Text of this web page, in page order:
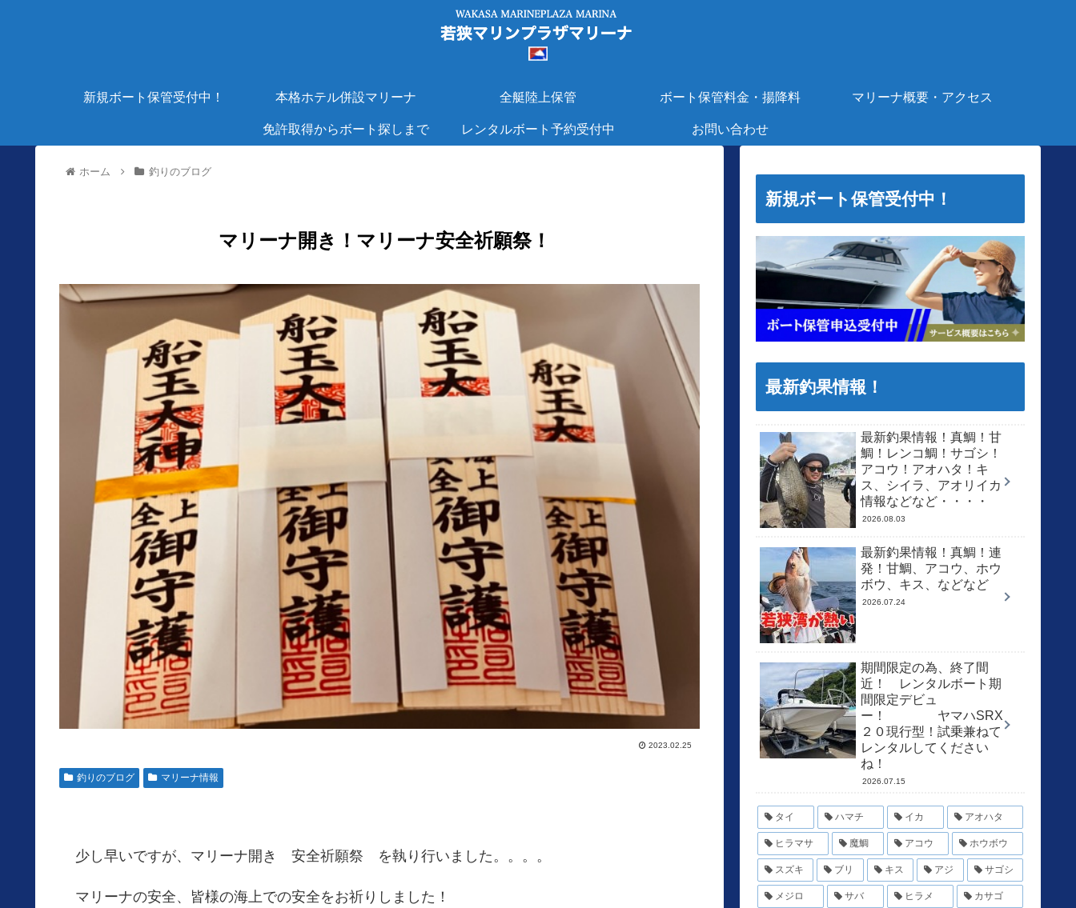
新規ボート保管受付中！ 本格ホテル併設マリーナ 全艇陸上保管 ボート保管料金・揚降料 マリーナ概要・アクセス
免許取得からボート探しまで レンタルボート予約受付中 お問い合わせ
ホーム 釣りのブログ
マリーナ開き！マリーナ安全祈願祭！
2023.02.25
釣りのブログ マリーナ情報
少し早いですが、マリーナ開き 安全祈願祭 を執り行いました。。。。
マリーナの安全、皆様の海上での安全をお祈りしました！
新規ボート保管受付中！
最新釣果情報！
最新釣果情報！真鯛！甘
鯛！レンコ鯛！サゴシ！
アコウ！アオハタ！キ
ス、シイラ、アオリイカ
情報などなど・・・・
2026.08.03
最新釣果情報！真鯛！連
発！甘鯛、アコウ、ホウ
ボウ、キス、などなど
2026.07.24
期間限定の為、終了間
近！ レンタルボート期
間限定デビュ
ー！ ヤマハSRX
２０現行型！試乗兼ねて
レンタルしてください
ね！
2026.07.15
タイ ハマチ イカ アオハタ
ヒラマサ 魔鯛 アコウ ホウボウ
スズキ ブリ キス アジ サゴシ
メジロ サバ ヒラメ カサゴ